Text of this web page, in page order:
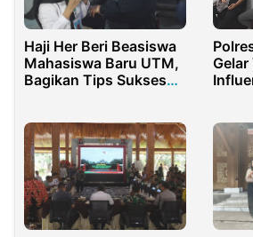
Haji Her Beri Beasiswa
Mahasiswa Baru UTM,
Bagikan Tips Sukses